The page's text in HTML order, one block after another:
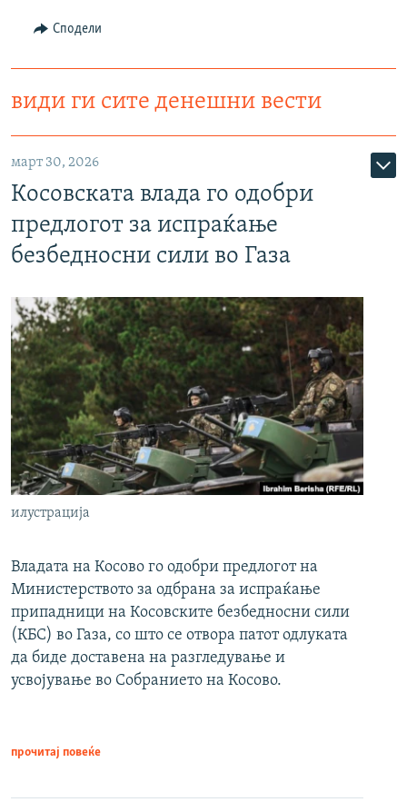
Сподели
види ги сите денешни вести
март 30, 2026
Косовската влада го одобри
предлогот за испраќање
безбедносни сили во Газа
илустрација
Владата на Косово го одобри предлогот на
Министерството за одбрана за испраќање
припадници на Косовските безбедносни сили
(КБС) во Газа, со што се отвора патот одлуката
да биде доставена на разгледување и
усвојување во Собранието на Косово.
прочитај повеќе